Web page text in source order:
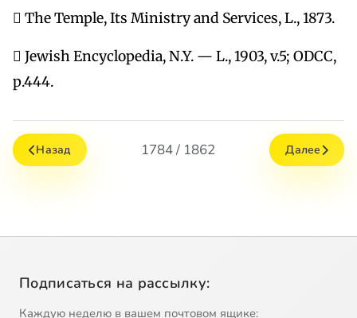
 The Temple, Its Ministry and Services, L., 1873.
 Jewish Encyclopedia, N.Y. — L., 1903, v.5; ODСС,
р.444.
Назад 1784 / 1862 Далее
Подписаться на рассылку:
Каждую неделю в вашем почтовом ящике: